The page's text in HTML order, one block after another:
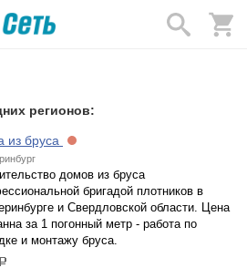
регионов:
из бруса
домов из бруса
бригадой плотников в
и Свердловской области. Цена
за 1 погонный метр - работа по
и монтажу бруса.